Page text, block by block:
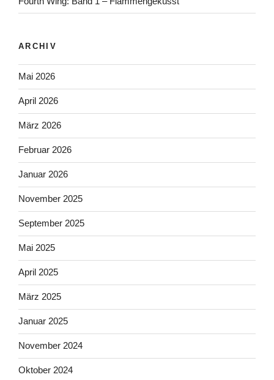
ARCHIV
Mai 2026
April 2026
März 2026
Februar 2026
Januar 2026
November 2025
September 2025
Mai 2025
April 2025
März 2025
Januar 2025
November 2024
Oktober 2024